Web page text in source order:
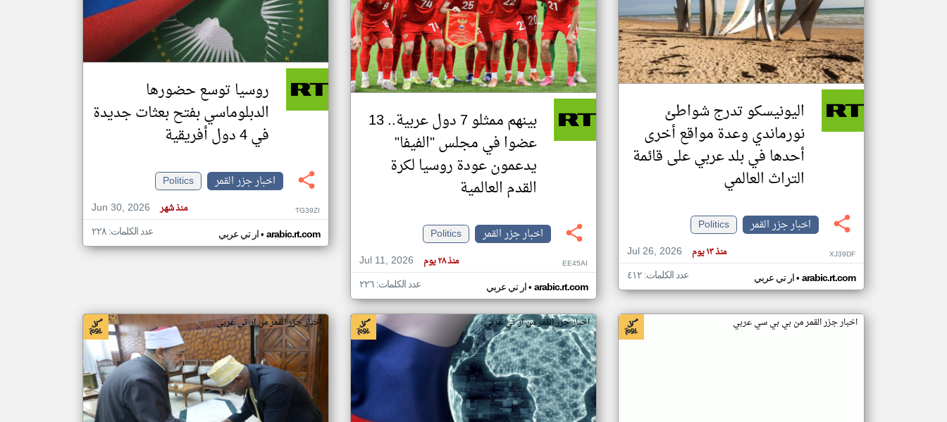
تغيير الدولة
اخبار جزر القمر على مدار الساعة
أهم اخبار جزر القمر العاجلة والمباشرة
اليونيسكو تدرج شواطئ
نورماندي وعدة مواقع أخرى
أحدها في بلد عربي على قائمة
التراث العالمي
اخبار جزر القمر
Politics
Jul 26, 2026
منذ ١٣ يوم XJ39DF
ار تي عربي• arabic.rt.com عدد الكلمات: ٤١٢
بينهم ممثلو 7 دول عربية.. 13
عضوا في مجلس "الفيفا"
يدعمون عودة روسيا لكرة
القدم العالمية
اخبار جزر القمر
Politics
Jul 11, 2026
منذ ٢٨ يوم EE45AI
ار تي عربي• arabic.rt.com عدد الكلمات: ٢٢٦
روسيا توسع حضورها
الدبلوماسي بفتح بعثات جديدة
في 4 دول أفريقية
اخبار جزر القمر
Politics
Jun 30, 2026
منذ شهر TG39ZI
ار تي عربي• arabic.rt.com عدد الكلمات: ٢٢٨
اخبار جزر القمر من بي بي سي عربي اخبار جزر القمر من ار تي عربي اخبار جزر القمر من ار تي عربي
klyoum.com